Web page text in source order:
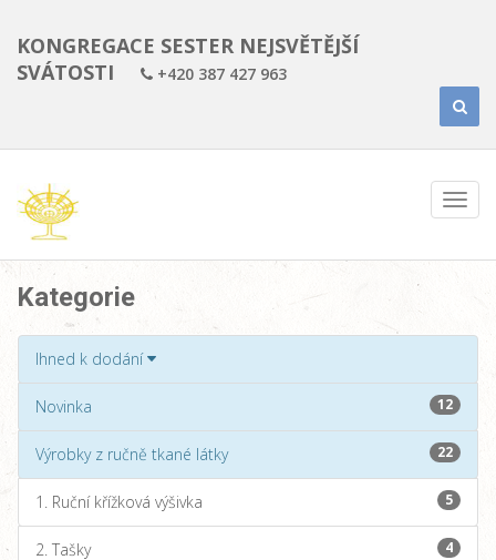
KONGREGACE SESTER NEJSVĚTĚJŠÍ
SVÁTOSTI
+420 387 427 963
Kategorie
Ihned k dodání
Novinka 12
Výrobky z ručně tkané látky 22
1. Ruční křížková výšivka 5
2. Tašky 4